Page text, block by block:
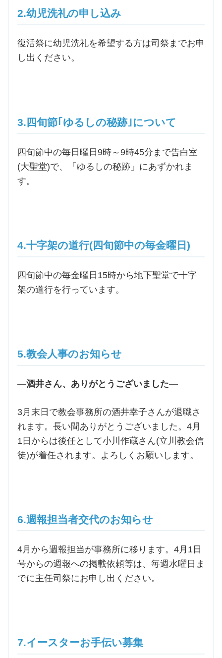
お問合せ
交通・アクセス
2.幼児洗礼の申し込み
復活祭に幼児洗礼を希望する方は司祭までお申
し出ください。
3.四旬節｢ゆるしの秘跡｣について
四旬節中の毎日曜日9時～9時45分まで告白室
(大聖堂)で、「ゆるしの秘跡」にあずかれま
す。
4.十字架の道行(四旬節中の毎金曜日)
四旬節中の毎金曜日15時から地下聖堂で十字
架の道行を行っています。
5.教会人事のお知らせ
―酒井さん、ありがとうございました―
3月末日で教会事務所の酒井幸子さんが退職さ
れます。長い間ありがとうございました。4月
1日からは後任として小川作蔵さん(立川教会信
徒)が着任されます。よろしくお願いします。
6.週報担当者交代のお知らせ
4月から週報担当が事務所に移ります。4月1日
号からの週報への掲載依頼等は、毎週水曜日ま
でに主任司祭にお申し出ください。
7.イースターお手伝い募集